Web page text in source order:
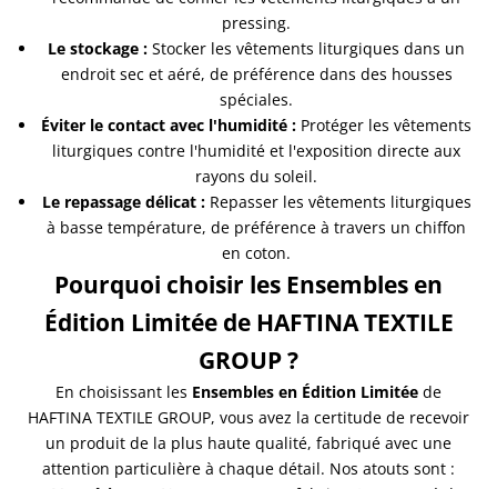
pressing.
Le stockage : Stocker les vêtements liturgiques dans un
endroit sec et aéré, de préférence dans des housses
spéciales.
Éviter le contact avec l'humidité : Protéger les vêtements
liturgiques contre l'humidité et l'exposition directe aux
rayons du soleil.
Le repassage délicat :Repasser les vêtements liturgiques
à basse température, de préférence à travers un chiffon
en coton.
Pourquoi choisir les Ensembles en
Édition Limitée de HAFTINA TEXTILE
GROUP ?
En choisissant les Ensembles en Édition Limitée de
HAFTINA TEXTILE GROUP, vous avez la certitude de recevoir
un produit de la plus haute qualité, fabriqué avec une
attention particulière à chaque détail. Nos atouts sont :